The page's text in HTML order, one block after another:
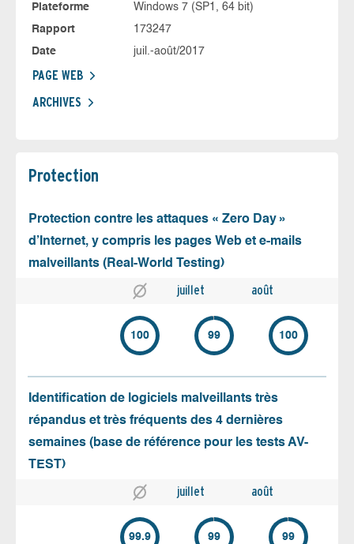
Plateforme
Windows 7 (SP1, 64 bit)
Rapport
173247
Date
juil.-août/2017
PAGE WEB
ARCHIVES
Protection
Protection contre les attaques « Zero Day »
d’Internet, y compris les pages Web et e-mails
malveillants (Real-World Testing)
juillet août
100 99 100
Identification de logiciels malveillants très
répandus et très fréquents des 4 dernières
semaines (base de référence pour les tests AV-
TEST)
juillet août
99.9 99 99